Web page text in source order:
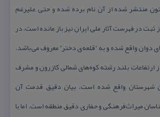
منتشر شده از آن نام برده شده و حتی علیرغم
در فهرست آثار ملی ایران نیز باز مانده است، در
دوان واقع شده و به “قلعه‌ی دختر” معروف می‌باشد.
ارتفاعات بلند رشته كوه‌های شمالی كازرون و مشرف
واقع شده است. بیان دقیق قدمت آن
میراث‌فرهنگی و حفاری دقیق منطقه است، اما با